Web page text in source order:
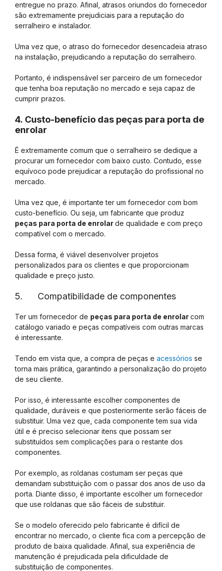
entregue no prazo. Afinal, atrasos oriundos do fornecedor
são extremamente prejudiciais para a reputação do
serralheiro e instalador.
Uma vez que, o atraso do fornecedor desencadeia atraso
na instalação, prejudicando a reputação do serralheiro.
Portanto, é indispensável ser parceiro de um fornecedor
que tenha boa reputação no mercado e seja capaz de
cumprir prazos.
4. Custo-benefício das peças para porta de
enrolar
É extremamente comum que o serralheiro se dedique a
procurar um fornecedor com baixo custo. Contudo, esse
equívoco pode prejudicar a reputação do profissional no
mercado.
Uma vez que, é importante ter um fornecedor com bom
custo-benefício. Ou seja, um fabricante que produz
peças para porta de enrolarde qualidade e com preço
compatível com o mercado.
Dessa forma, é viável desenvolver projetos
personalizados para os clientes e que proporcionam
qualidade e preço justo.
5. Compatibilidade de componentes
Ter um fornecedor de peças para porta de enrolarcom
catálogo variado e peças compatíveis com outras marcas
é interessante.
Tendo em vista que, a compra de peças e acessórios se
torna mais prática, garantindo a personalização do projeto
de seu cliente.
Por isso, é interessante escolher componentes de
qualidade, duráveis e que posteriormente serão fáceis de
substituir. Uma vez que, cada componente tem sua vida
útil e é preciso selecionar itens que possam ser
substituídos sem complicações para o restante dos
componentes.
Por exemplo, as roldanas costumam ser peças que
demandam substituição com o passar dos anos de uso da
porta. Diante disso, é importante escolher um fornecedor
que use roldanas que são fáceis de substituir.
Se o modelo oferecido pelo fabricante é difícil de
encontrar no mercado, o cliente fica com a percepção de
produto de baixa qualidade. Afinal, sua experiência de
manutenção é prejudicada pela dificuldade de
substituição de componentes.